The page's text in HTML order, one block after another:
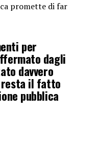
promette di far
per
dagli
davvero
resta il fatto
pubblica